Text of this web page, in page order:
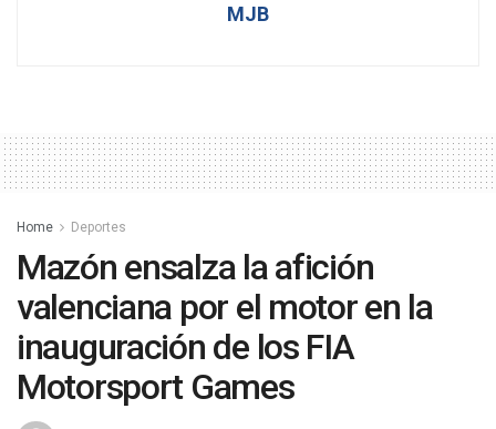
MJB
Home Deportes
Mazón ensalza la afición
valenciana por el motor en la
inauguración de los FIA
Motorsport Games